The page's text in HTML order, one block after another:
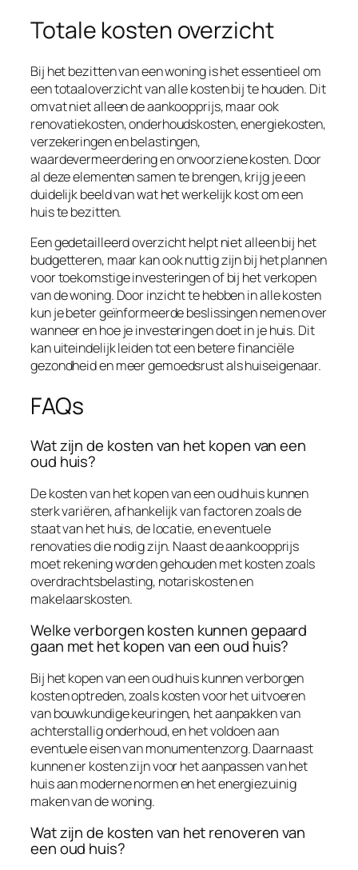
Totale kosten overzicht
Bij het bezitten van een woning is het essentieel om
een totaaloverzicht van alle kosten bij te houden. Dit
omvat niet alleen de aankoopprijs, maar ook
renovatiekosten, onderhoudskosten, energiekosten,
verzekeringen en belastingen,
waardevermeerdering en onvoorziene kosten. Door
al deze elementen samen te brengen, krijg je een
duidelijk beeld van wat het werkelijk kost om een
huis te bezitten.
Een gedetailleerd overzicht helpt niet alleen bij het
budgetteren, maar kan ook nuttig zijn bij het plannen
voor toekomstige investeringen of bij het verkopen
van de woning. Door inzicht te hebben in alle kosten
kun je beter geïnformeerde beslissingen nemen over
wanneer en hoe je investeringen doet in je huis. Dit
kan uiteindelijk leiden tot een betere financiële
gezondheid en meer gemoedsrust als huiseigenaar.
FAQs
Wat zijn de kosten van het kopen van een
oud huis?
De kosten van het kopen van een oud huis kunnen
sterk variëren, afhankelijk van factoren zoals de
staat van het huis, de locatie, en eventuele
renovaties die nodig zijn. Naast de aankoopprijs
moet rekening worden gehouden met kosten zoals
overdrachtsbelasting, notariskosten en
makelaarskosten.
Welke verborgen kosten kunnen gepaard
gaan met het kopen van een oud huis?
Bij het kopen van een oud huis kunnen verborgen
kosten optreden, zoals kosten voor het uitvoeren
van bouwkundige keuringen, het aanpakken van
achterstallig onderhoud, en het voldoen aan
eventuele eisen van monumentenzorg. Daarnaast
kunnen er kosten zijn voor het aanpassen van het
huis aan moderne normen en het energiezuinig
maken van de woning.
Wat zijn de kosten van het renoveren van
een oud huis?